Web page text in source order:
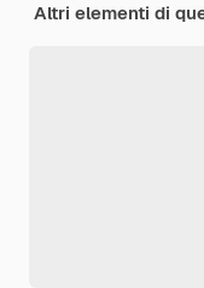
Altri elementi di